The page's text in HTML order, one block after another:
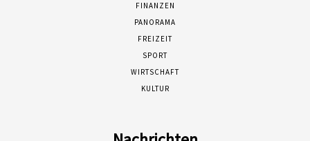
FINANZEN
PANORAMA
FREIZEIT
SPORT
WIRTSCHAFT
KULTUR